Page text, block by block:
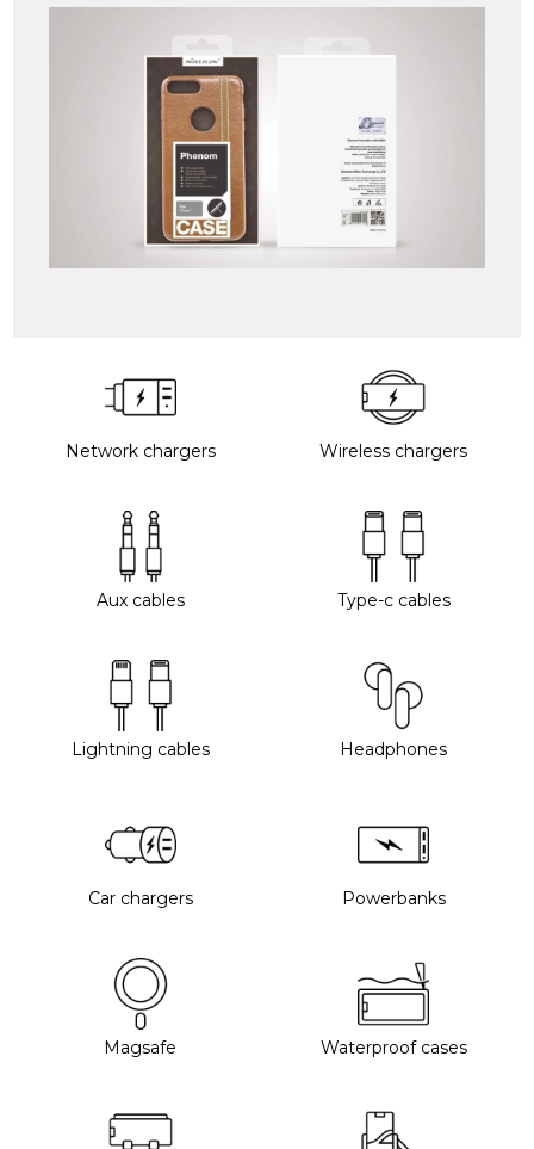
Network chargers Wireless chargers
Aux cables Type-c cables
Lightning cables Headphones
Car chargers Powerbanks
Magsafe Waterproof cases